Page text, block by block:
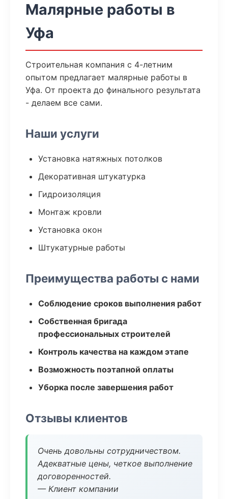
Малярные работы в
Уфа
Строительная компания с 4-летним
опытом предлагает малярные работы в
Уфа. От проекта до финального результата
- делаем все сами.
Наши услуги
Установка натяжных потолков
Декоративная штукатурка
Гидроизоляция
Монтаж кровли
Установка окон
Штукатурные работы
Преимущества работы с нами
Соблюдение сроков выполнения работ
Собственная бригада
профессиональных строителей
Контроль качества на каждом этапе
Возможность поэтапной оплаты
Уборка после завершения работ
Отзывы клиентов
Очень довольны сотрудничеством.
Адекватные цены, четкое выполнение
договоренностей.
— Клиент компании